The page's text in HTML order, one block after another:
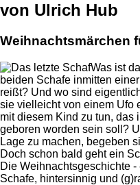
von Ulrich Hub
Weihnachtsmärchen
Was ist
beiden Schafe inmitten
reißt? Und wo sind
sie vielleicht von einem Ufo
mit diesem Kind zu tun, das
geboren worden sein soll?
Lage zu machen, begeben
Doch schon bald geht ein
Die Weihnachtsgeschichte
Schafe, hintersinnig und